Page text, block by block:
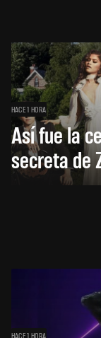
HACE 1 HORA
Así fue la
secreta de
HACE 1 HORA